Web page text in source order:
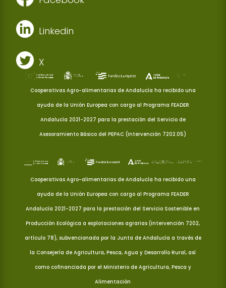
Linkedin
X
Cooperativas Agro-alimentarias de Andalucía ha recibido una
ayuda de la Unión Europea con cargo al Programa FEADER
Andalucía 2021-2027 para la prestación del Servicio de
Asesoramiento Básico del PEPAC (Intervención 7202.05)
Cooperativas Agro-alimentarias de Andalucía ha recibido una
ayuda de la Unión Europea con cargo al Programa FEADER
Andalucía 2021-2027 para la prestación del Servicio Sostenible en
Producción Ecológica a explotaciones agrarias (Intervención 7202,
artículo 78), subvencionada por la Junta de Andalucía a través de
la Consejería de Agricultura, Pesca, Agua y Desarrollo Rural, así
como cofinanciada por el Ministerio de Agricultura, Pesca y
Alimentación